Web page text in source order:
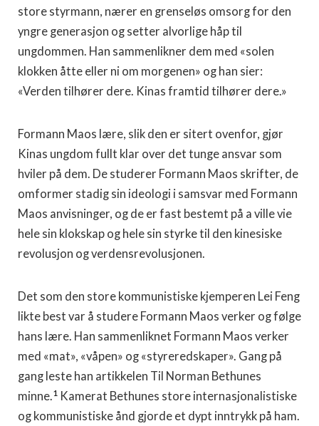
store styrmann, nærer en grenseløs omsorg for den
yngre generasjon og setter alvorlige håp til
ungdommen. Han sammenlikner dem med «solen
klokken åtte eller ni om morgenen» og han sier:
«Verden tilhører dere. Kinas framtid tilhører dere.»
Formann Maos lære, slik den er sitert ovenfor, gjør
Kinas ungdom fullt klar over det tunge ansvar som
hviler på dem. De studerer Formann Maos skrifter, de
omformer stadig sin ideologi i samsvar med Formann
Maos anvisninger, og de er fast bestemt på a ville vie
hele sin klokskap og hele sin styrke til den kinesiske
revolusjon og verdensrevolusjonen.
Det som den store kommunistiske kjemperen Lei Feng
likte best var å studere Formann Maos verker og følge
hans lære. Han sammenliknet Formann Maos verker
med «mat», «våpen» og «styreredskaper». Gang på
gang leste han artikkelen Til Norman Bethunes
minne.1 Kamerat Bethunes store internasjonalistiske
og kommunistiske ånd gjorde et dypt inntrykk på ham.